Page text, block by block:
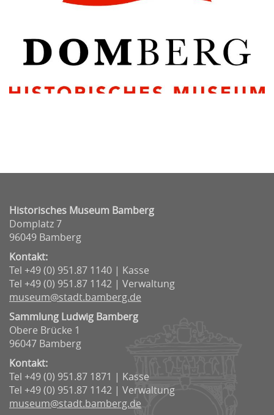
Historisches Museum Bamberg
Domplatz 7
96049 Bamberg
Kontakt:
Tel +49 (0) 951.87 1140 | Kasse
Tel +49 (0) 951.87 1142 | Verwaltung
museum@stadt.bamberg.de
Sammlung Ludwig Bamberg
Obere Brücke 1
96047 Bamberg
Kontakt:
Tel +49 (0) 951.87 1871 | Kasse
Tel +49 (0) 951.87 1142 | Verwaltung
museum@stadt.bamberg.de